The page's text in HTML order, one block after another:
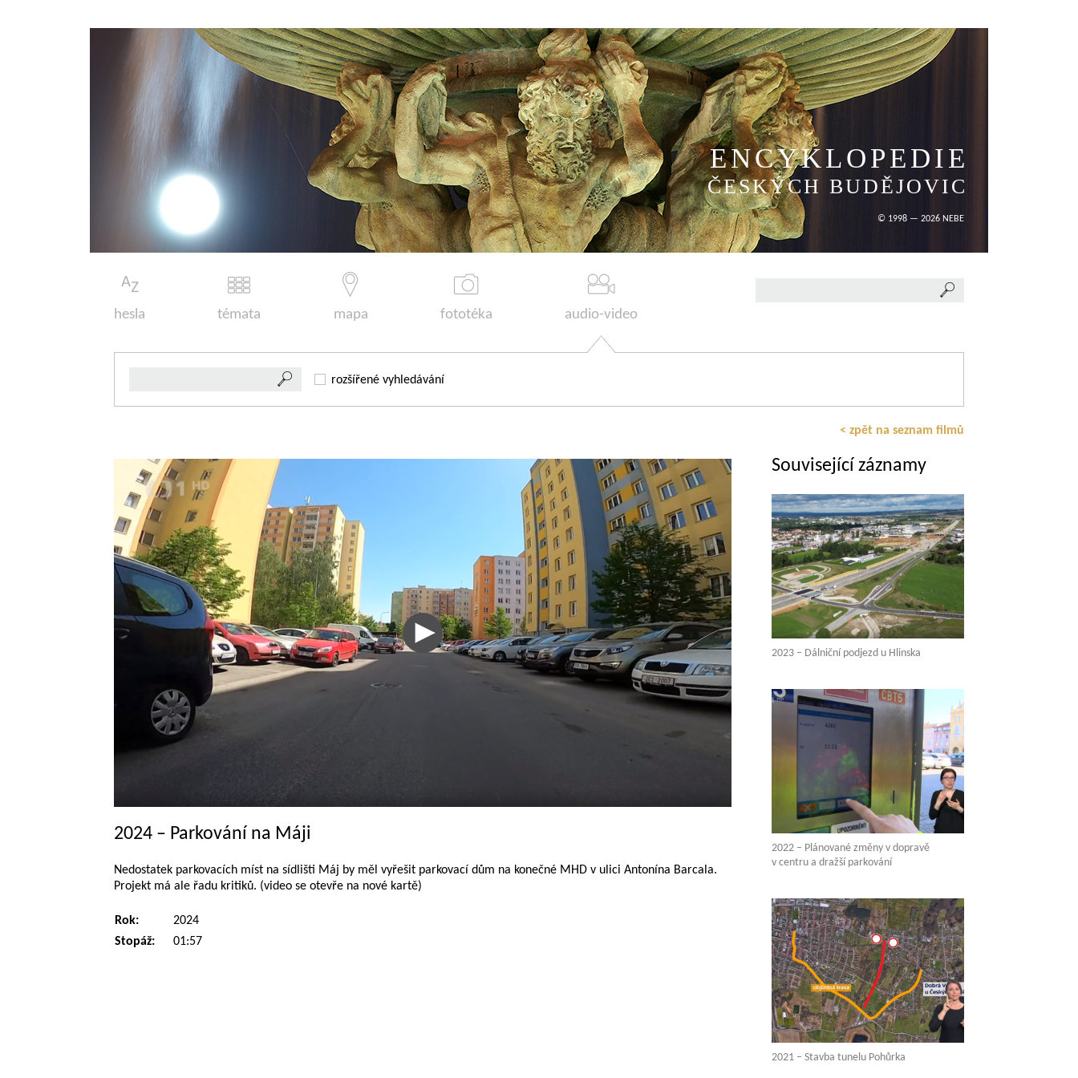
ENCYKLOPEDIE
ČESKÝCH BUDĚJOVIC
© 1998 — 2026 NEBE
hesla témata mapa fototéka audio-video
rozšířené vyhledávání
< zpět na seznam filmů
2024 – Parkování na Máji
Nedostatek parkovacích míst na sídlišti Máj by měl vyřešit parkovací dům na konečné MHD v ulici Antonína Barcala.
Projekt má ale řadu kritiků. (video se otevře na nové kartě)
Rok:
2024
Stopáž:
01:57
Související záznamy
2023 – Dálniční podjezd u Hlinska
2022 – Plánované změny v dopravě
v centru a dražší parkování
2021 – Stavba tunelu Pohůrka